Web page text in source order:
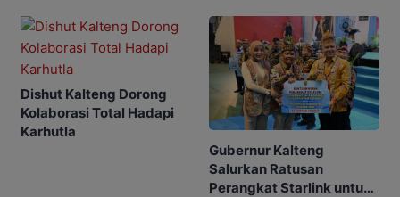
Dishut Kalteng Dorong
Kolaborasi Total Hadapi
Karhutla
Gubernur Kalteng
Salurkan Ratusan
Perangkat Starlink untuk